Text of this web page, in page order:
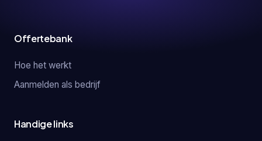
Offertebank
Hoe het werkt
Aanmelden als bedrijf
Handige links